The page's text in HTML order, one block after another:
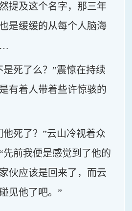
提及这个名字，那三年
是缓缓的从每个人脑海
是死了么？”震惊在持续
有着人带着些许惊骇的
他死了？”云山冷视着众
先前我便是感觉到了他的
伙应该是回来了，而云
见他了吧。”